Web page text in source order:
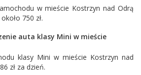
w mieście Kostrzyn nad Odrą
750 zł.
auta klasy Mini w mieście
klasy Mini w mieście Kostrzyn nad
zł za dzień.